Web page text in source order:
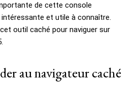
de cette console
et utile à connaître.
outil caché pour naviguer sur
au navigateur caché